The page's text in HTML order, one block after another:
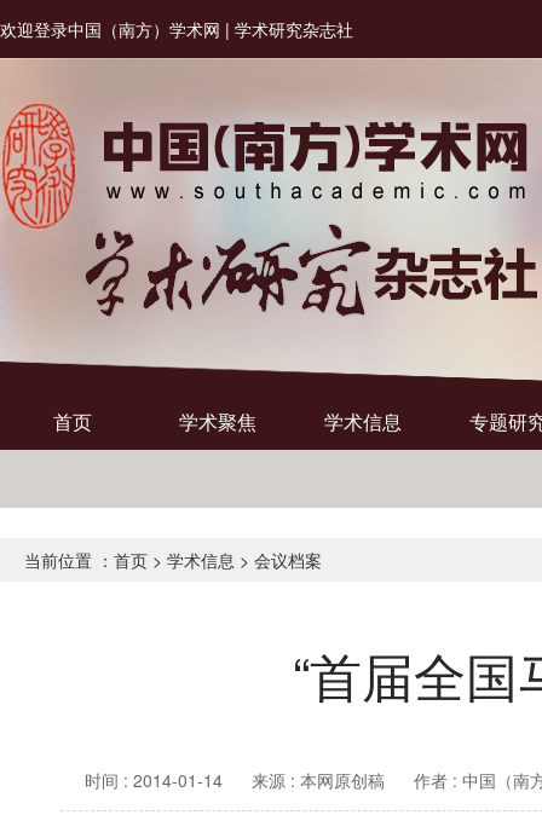
欢迎登录中国（南方）学术网 | 学术研究杂志社
首页 学术聚焦 学术信息 专题研
当前位置 ： 首页 > 学术信息 > 会议档案
“首届全
时间 : 2014-01-14 来源 : 本网原创稿 作者 : 中国（南